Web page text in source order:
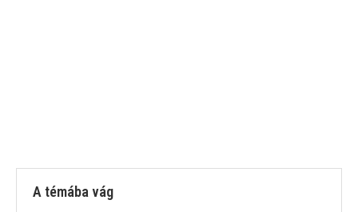
A témába vág